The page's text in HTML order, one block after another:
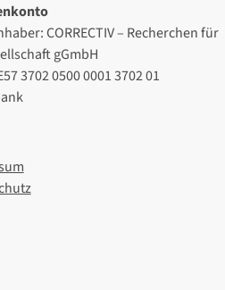
CORRECTIV – Recherchen für
gGmbH
3702 0500 0001 3702 01